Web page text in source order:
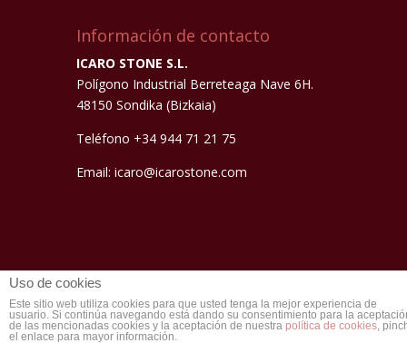
Información de contacto
ICARO STONE S.L.
Polígono Industrial Berreteaga Nave 6H.
48150 Sondika (Bizkaia)
Teléfono +34 944 71 21 75
Email: icaro@icarostone.com
Diseñado porElegant Themes|
Uso de cookies
Este sitio web utiliza cookies para que usted tenga la mejor experiencia de
usuario. Si continúa navegando está dando su consentimiento para la
de las mencionadas cookies y la aceptación de nuestra política de cookies,
el enlace para mayor información.